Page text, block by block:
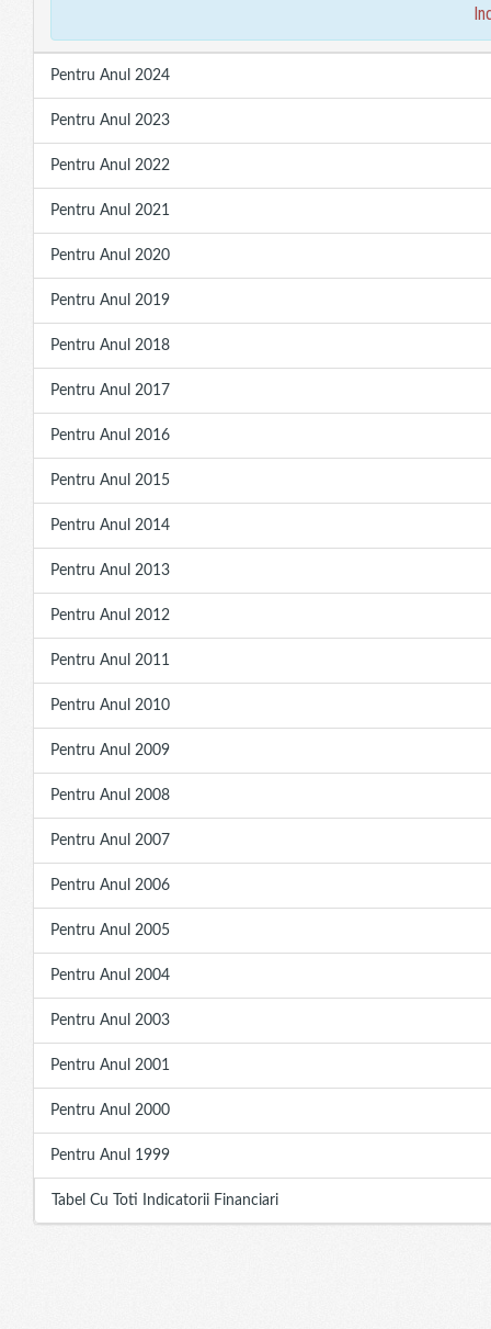
Pentru Anul 2024
Pentru Anul 2023
Pentru Anul 2022
Pentru Anul 2021
Pentru Anul 2020
Pentru Anul 2019
Pentru Anul 2018
Pentru Anul 2017
Pentru Anul 2016
Pentru Anul 2015
Pentru Anul 2014
Pentru Anul 2013
Pentru Anul 2012
Pentru Anul 2011
Pentru Anul 2010
Pentru Anul 2009
Pentru Anul 2008
Pentru Anul 2007
Pentru Anul 2006
Pentru Anul 2005
Pentru Anul 2004
Pentru Anul 2003
Pentru Anul 2001
Pentru Anul 2000
Pentru Anul 1999
Tabel Cu Toti Indicatorii Financiari